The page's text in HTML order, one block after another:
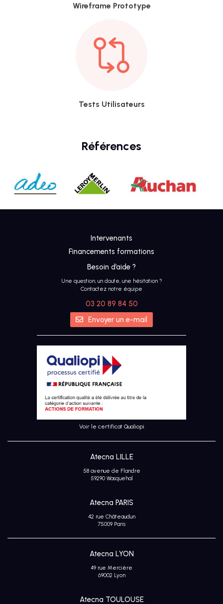
Wireframe Prototype
Tests Utilisateurs
Références
Intervenants
Financements formations
Besoin d’aide ?
Une question, un doute, une hésitation ?
Contactez notre équipe
03 20 89 84 50
Envoyer un e-mail
Voir le certificat Qualiopi
Atecna LILLE
58 avenue de Flandre
59290 Wasquehal
Atecna PARIS
42 rue Châteaudun
75009 Paris
Atecna LYON
49 rue Mercière
69002 Lyon
Atecna TOULOUSE